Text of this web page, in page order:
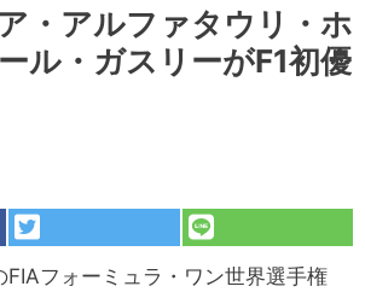
・アルファタウリ・ホ
ル・ガスリーがF1初優
フォーミュラ・ワン世界選手権